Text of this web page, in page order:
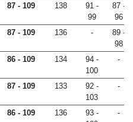
87 - 109 138
91 -
99
87 -
96
87 - 109 136 -
89 -
98
86 - 109 134
94 -
100
-
87 - 109 133
92 -
103
-
86 - 109 136
93 -
-